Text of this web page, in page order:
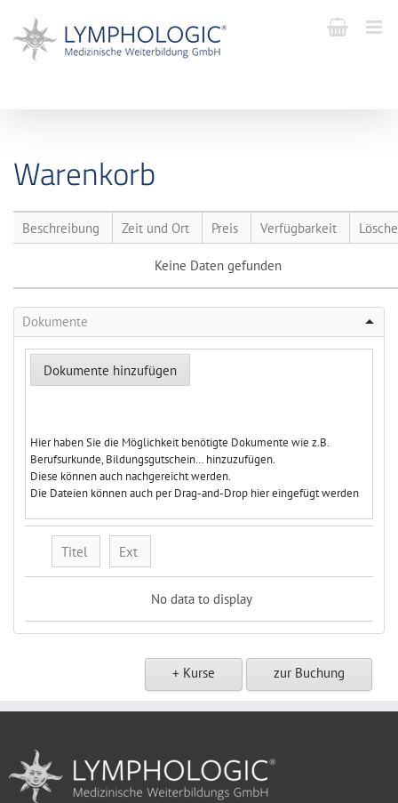
Warenkorb
Beschreibung Zeit und Ort Preis Verfügbarkeit
Keine Daten gefunden
Dokumente
Dokumente hinzufügen
Hier haben Sie die Möglichkeit benötigte Dokumente wie z.B.
Berufsurkunde, Bildungsgutschein… hinzuzufügen.
Diese können auch nachgereicht werden.
Die Dateien können auch per Drag-and-Drop hier eingefügt werden
Titel Ext
No data to display
+ Kurse zur Buchung